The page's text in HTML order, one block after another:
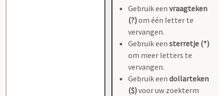
Gebruik een vraagteken
(?)om één letter te
vervangen.
Gebruik een sterretje (*)
om meer letters te
vervangen.
Gebruik een dollarteken
($)voor uw zoekterm